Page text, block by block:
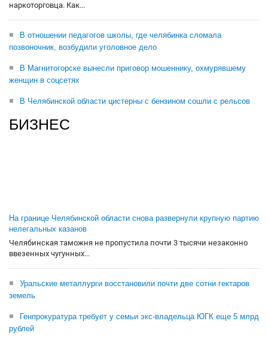
наркоторговца. Как...
В отношении педагогов школы, где челябинка сломала
позвоночник, возбудили уголовное дело
В Магнитогорске вынесли приговор мошеннику, охмурявшему
женщин в соцсетях
В Челябинской области цистерны с бензином сошли с рельсов
БИЗНЕС
На границе Челябинской области снова развернули крупную партию
нелегальных казанов
Челябинская таможня не пропустила почти 3 тысячи незаконно
ввезенных чугунных...
Уральские металлурги восстановили почти две сотни гектаров
земель
Генпрокуратура требует у семьи экс-владельца ЮГК еще 5 млрд
рублей